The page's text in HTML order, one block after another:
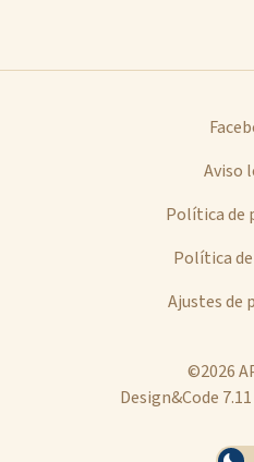
Aviso
Política de
Política
Ajustes de
©2026
Design&Code